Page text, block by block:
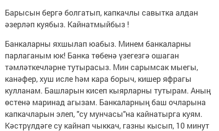
Барысын бергә болгатып, капкачлы савытка алдан
әзерләп куябыз. Кайнатмыйбыз !
Банкаларны яхшылап юабыз. Минем банкаларны
парлаганым юк! Банка төбенә үзегезгә ошаган
тәмләткечләрне тутырасыз. Мин сарымсак мыегы,
канәфер, хуш исле hәм кара борыч, кишер яфрагы
кулланам. Башларын кисеп кыярларны тутырам. Аның
өстенә маринад агызам. Банкаларның баш очларына
капкачларын элеп, "су мунчасы"на кайнатырга куям.
Кәстрүлдәге су кайнап чыккач, газны кысып, 10 минут